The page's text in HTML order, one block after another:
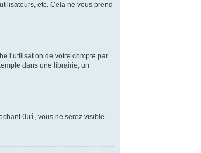
etc. Cela ne vous prend
l’utilisation de votre compte par
dans une librairie, un
Oui, vous ne serez visible